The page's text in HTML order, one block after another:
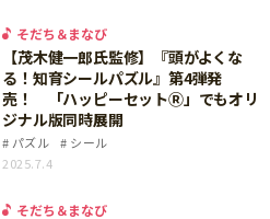
そだち＆まなび
【茂木健一郎氏監修】『頭がよくな
る！知育シールパズル』第4弾発
売！ 「ハッピーセットⓇ」でもオリ
ジナル版同時展開
パズル
シール
2025.7.4
そだち＆まなび